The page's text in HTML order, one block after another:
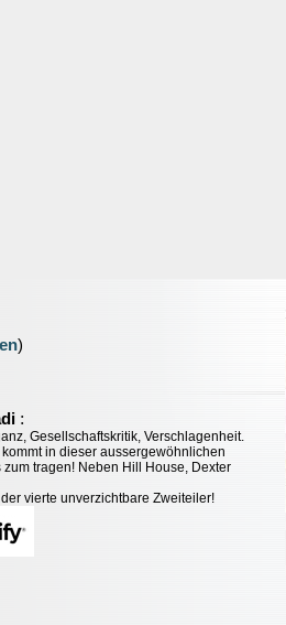
)
:
Gesellschaftskritik, Verschlagenheit.
in dieser aussergewöhnlichen
tragen! Neben Hill House, Dexter
vierte unverzichtbare Zweiteiler!